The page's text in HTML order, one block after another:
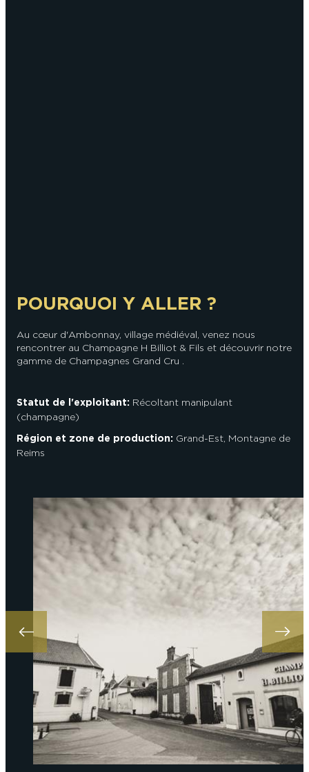
POURQUOI Y ALLER ?
Au cœur d'Ambonnay, village médiéval, venez nous
rencontrer au Champagne H Billiot & Fils et découvrir notre
gamme de Champagnes Grand Cru .
Statut de l'exploitant: Récoltant manipulant
(champagne)
Région et zone de production: Grand-Est, Montagne de
Reims